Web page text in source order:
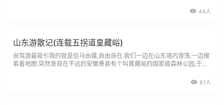
44人
山东游散记(连载五拐道皇藏峪)
自驾游最吸引我的就是信马由疆,自由自在.我们一边在山东境内游荡,一边搜
索着地图.突然发现在不远的安徽萧县有个叫黄藏峪的国家级森林公园,于是
名。汉高祖刘帮称帝前曾因避秦兵追捕而藏身于此，故改名皇藏峪。《汉书
81人